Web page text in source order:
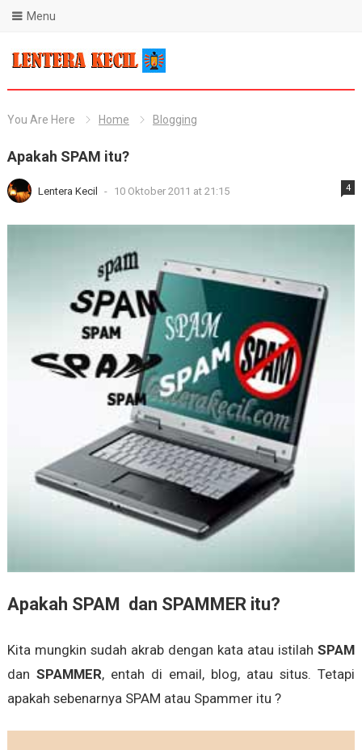
Blog Lentera Kecil
Menu
You Are Here Home Blogging
Apakah SPAM itu?
Lentera Kecil - 10 Oktober 2011 at 21:15 4
Apakah SPAM dan SPAMMER itu?
Kita mungkin sudah akrab dengan kata atau istilahSPAM
dan SPAMMER, entah di email, blog, atau situs. Tetapi
apakah sebenarnya SPAM atau Spammer itu ?